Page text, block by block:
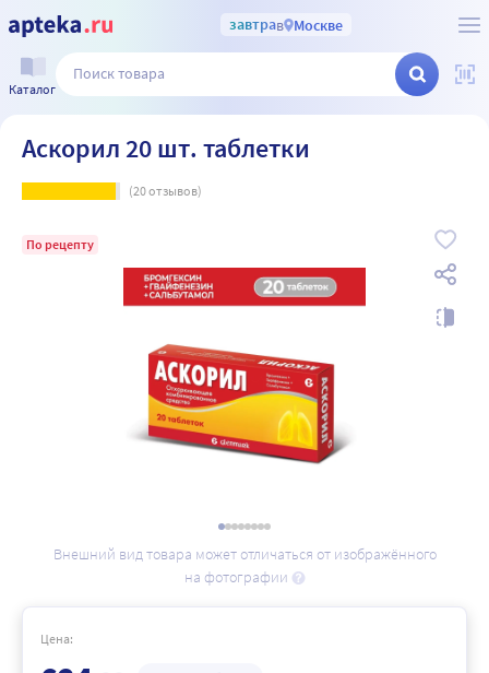
завтрав Москве
Каталог
Аскорил 20 шт. таблетки
(20отзывов)
По рецепту
Внешний вид товара может отличаться от изображённого
на фотографии
Цена: